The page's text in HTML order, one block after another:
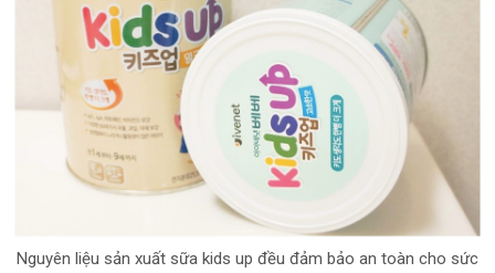
Nguyên liệu sản xuất sữa kids up đều đảm bảo an toàn cho sức